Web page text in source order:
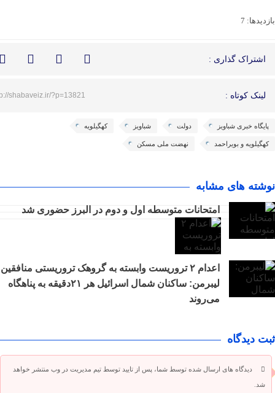
بازدیدها: 7
اشتراک گذاری :
لینک کوتاه : shabaveiz.ir/?p=13821
پایگاه خبری شباویز دولت شباویز کهگیلویه
کهگیلویه و بویراحمد نهضت ملی مسکن
نوشته های مشابه
امتحانات متوسطه اول و دوم در البرز حضوری شد
اعدام ۲ تروریست وابسته به گروهک تروریستی منافقین
لیبرمن: ساکنان شمال اسرائیل هر ۲۱دقیقه به پناهگاه
می‌روند
ثبت دیدگاه
دیدگاه های ارسال شده توسط شما، پس از تایید توسط تیم مدیریت در وب منتشر خواهد
شد.